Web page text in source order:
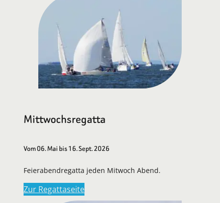
Mittwochsregatta
Vom 06. Mai bis 16. Sept. 2026
Feierabendregatta jeden Mitwoch Abend.
Zur Regattaseite